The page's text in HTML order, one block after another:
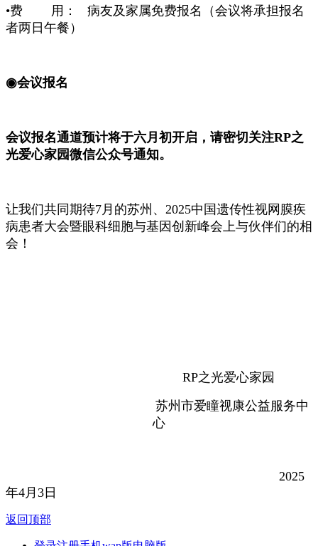
•费 用： 病友及家属免费报名（会议将承担报名
者两日午餐）
◉会议报名
会议报名通道预计将于六月 初开启，请密切关注RP之
光爱心家园微信公众号通知。
让我们共同期待7 月的苏州、 2025中国遗传性视网膜疾
病患者大会暨眼科细胞与基因创新峰会上与伙伴们的相
会！
RP之光爱心家园
苏州市爱瞳视康公益服务中
心
2025
年4月3日
返回顶部